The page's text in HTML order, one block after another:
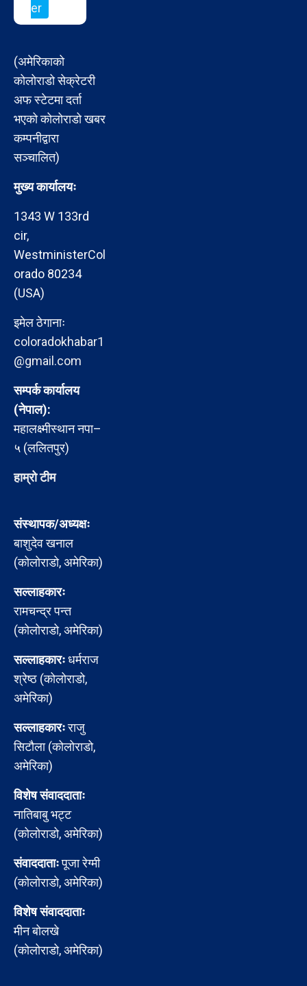
er
(अमेरिकाको
कोलोराडो सेक्रेटरी
अफ स्टेटमा दर्ता
भएको कोलोराडो खबर
कम्पनीद्वारा
सञ्चालित)
मुख्य कार्यालयः
1343 W 133rd
cir,
WestministerCol
orado 80234
(USA)
इमेल ठेगानाः
coloradokhabar1
@gmail.com
सम्पर्क कार्यालय
(नेपाल):
महालक्ष्मीस्थान नपा–
५ (ललितपुर)
हाम्रो टीम
संस्थापक/अध्यक्षः
बाशुदेव खनाल
(कोलोराडो, अमेरिका)
सल्लाहकारः
रामचन्द्र पन्त
(कोलोराडो, अमेरिका)
सल्लाहकारःधर्मराज
श्रेष्ठ (कोलोराडो,
अमेरिका)
सल्लाहकारःराजु
सिटौला (कोलोराडो,
अमेरिका)
विशेष संवाददाताः
नातिबाबु भट्ट
(कोलोराडो, अमेरिका)
संवाददाताःपूजा रेग्मी
(कोलोराडो, अमेरिका)
विशेष संवाददाताः
मीन बोलखे
(कोलोराडो, अमेरिका)